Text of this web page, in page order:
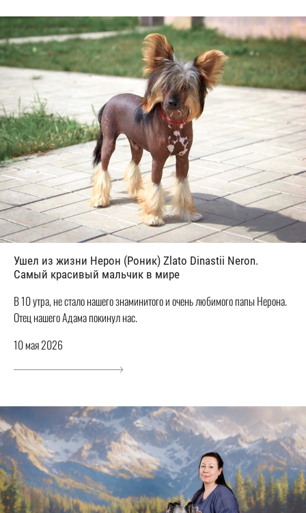
Ушел из жизни Нерон (Роник) Zlato Dinastii Neron.
Самый красивый мальчик в мире
В 10 утра, не стало нашего знаминитого и очень любимого папы Нерона.
Отец нашего Адама покинул нас.
10 мая 2026